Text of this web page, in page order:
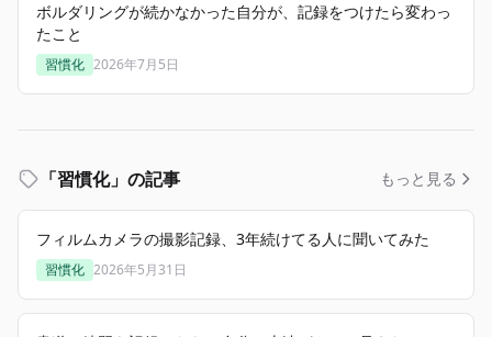
ボルダリングが続かなかった自分が、記録をつけたら変わっ
たこと
習慣化 2026年7月5日
「習慣化」の記事 もっと見る
フィルムカメラの撮影記録、3年続けてる人に聞いてみた
習慣化 2026年5月31日